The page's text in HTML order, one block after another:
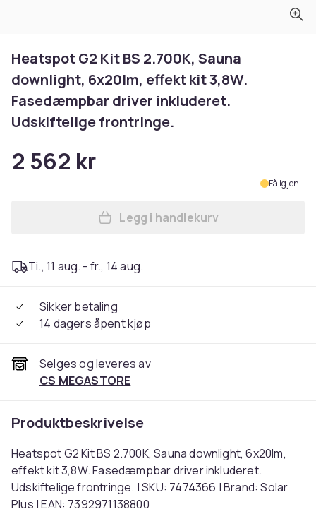
Heatspot G2 Kit BS 2.700K, Sauna
downlight, 6x20lm, effekt kit 3,8W.
Fasedæmpbar driver inkluderet.
Udskiftelige frontringe.
2 562 kr
Få igjen
Legg Heatspot G2 Kit BS
Legg i handlekurv
Ti., 11 aug. - fr., 14 aug.
Sikker betaling
14 dagers åpent kjøp
Selges og leveres av
CS MEGASTORE
Produktbeskrivelse
Heatspot G2 Kit BS 2.700K, Sauna downlight, 6x20lm,
effekt kit 3,8W. Fasedæmpbar driver inkluderet.
Udskiftelige frontringe. | SKU: 7474366 | Brand: Solar
Plus | EAN: 7392971138800